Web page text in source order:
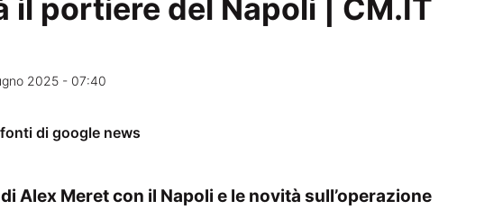
il portiere del Napoli | CM.IT
2025 - 07:40
di google news
Alex Meret con il Napoli e le novità sull’operazione